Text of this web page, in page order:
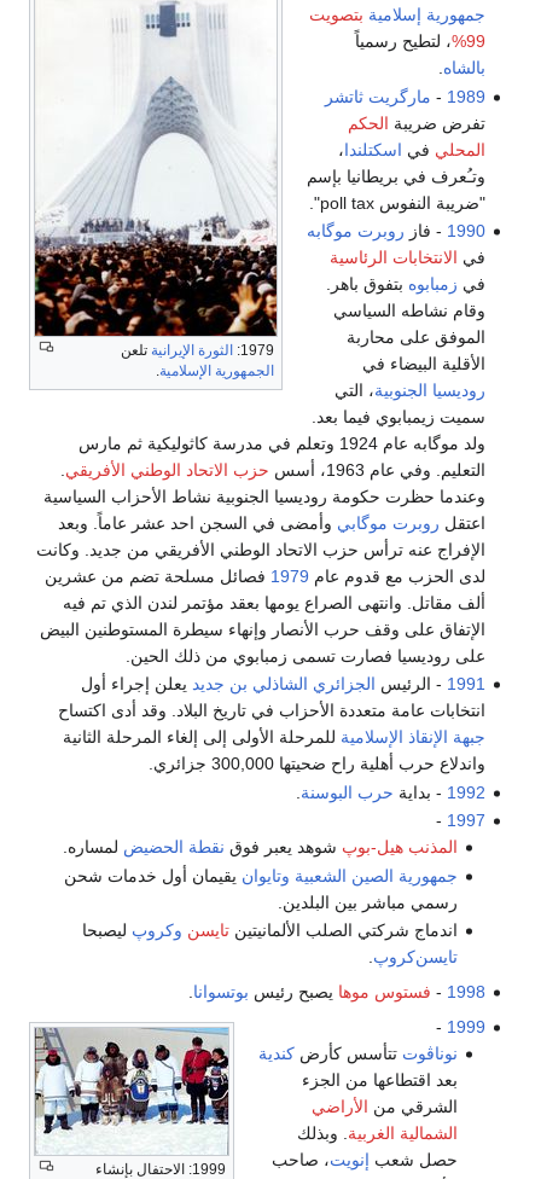
1979: الثورة الإيرانية تلعن
الجمهورية الإسلامية.
جمهورية إسلامية بتصويت
99%
، لتطيح رسمياً
بالشاه.
1989
- مارگريت ثاتشر
تفرض ضريبة الحكم
المحلي في اسكتلندا،
وتـُعرف في بريطانيا بإسم
"ضريبة النفوس poll tax".
1990 - فاز روبرت موگابه
في الانتخابات الرئاسية
في زمبابوه بتفوق باهر.
وقام نشاطه السياسي
الموفق على محاربة
الأقلية البيضاء في
روديسيا الجنوبية، التي
سميت زيمبابوي فيما بعد.
ولد موگابه عام 1924 وتعلم في مدرسة كاثوليكية ثم مارس
التعليم. وفي عام 1963، أسس
حزب الاتحاد الوطني الأفريقي
وعندما حظرت حكومة روديسيا الجنوبية نشاط الأحزاب السياسية
اعتقل روبرت موگابي وأمضى في السجن احد عشر عاماً. وبعد
الإفراج عنه ترأس حزب الاتحاد الوطني الأفريقي من جديد. وكانت
لدى الحزب مع قدوم عام 1979 فصائل مسلحة تضم من عشرين
ألف مقاتل. وانتهى الصراع يومها بعقد مؤتمر لندن الذي تم فيه
الإتفاق على وقف حرب الأنصار وإنهاء سيطرة المستوطنين البيض
على روديسيا فصارت تسمى زمبابوي من ذلك الحين.
1991 - الرئيس الجزائري الشاذلي بن جديد يعلن إجراء أول
انتخابات عامة متعددة الأحزاب في تاريخ البلاد. وقد أدى اكتساح
جبهة الإنقاذ الإسلامية للمرحلة الأولى إلى إلغاء المرحلة الثانية
واندلاع حرب أهلية راح ضحيتها 300,000 جزائري.
1992 - بداية حرب البوسنة
1997
-
المذنب هيل-بوپ شوهد يعبر فوق نقطة الحضيض لمساره.
جمهورية الصين الشعبية وتايوان يقيمان أول خدمات شحن
رسمي مباشر بين البلدين.
اندماج شركتي الصلب الألمانيتين تايسن وكروپ ليصبحا
تايسن‌كروپ
1998
- فستوس موها يصبح رئيس بوتسوانا
1999: الاحتفال بإنشاء
1999
-
نوناڤوت تتأسس كأرض كندية
بعد اقتطاعها من الجزء
الشرقي من الأراضي
الشمالية الغربية . وبذلك
حصل شعب إنويت، صاحب